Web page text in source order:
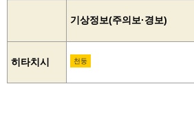
기상정보(주의보·경보)
히타치시 천둥